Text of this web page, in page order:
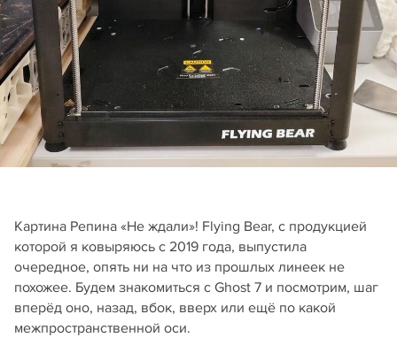
Картина Репина «Не ждали»! Flying Bear, с продукцией
которой я ковыряюсь с 2019 года, выпустила
очередное, опять ни на что из прошлых линеек не
похожее. Будем знакомиться с Ghost 7 и посмотрим, шаг
вперёд оно, назад, вбок, вверх или ещё по какой
межпространственной оси.